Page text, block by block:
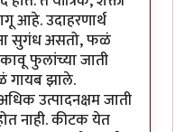
आहे. उदाहरणार्थ
सुगंध असतो, फळं
फुलांच्या जाती
गायब झाले.
उत्पादनक्षम जाती
नाही. कीटक येत